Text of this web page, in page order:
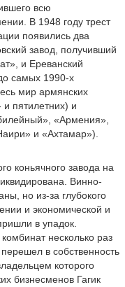
всю
В 1948 году трест
появились два
завод, получивший
и Ереванский
самых 1990-х
мир армянских
и пятилетних) и
«Армения»,
и «Ахтамар»).
коньячного завода на
Винно-
но из-за глубокого
и экономической и
в упадок.
несколько раз
в собственность
которого
бизнесменов Гагик